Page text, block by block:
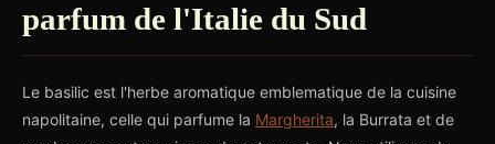
parfum de l'Italie du Sud
Le basilic est l'herbe aromatique emblematique de la cuisine
napolitaine, celle qui parfume la Margherita, la Burrata et de